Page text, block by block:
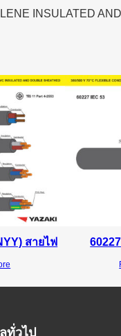
INSULATED
สายไฟ
ทั่วไป